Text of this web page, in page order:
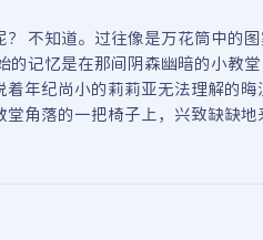
不知道。过往像是万花筒中的
的记忆是在那间阴森幽暗的小教
年纪尚小的莉莉亚无法理解的晦
角落的一把椅子上，兴致缺缺地